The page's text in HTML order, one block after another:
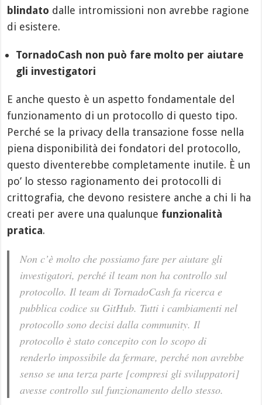
blindato dalle intromissioni non avrebbe ragione
di esistere.
TornadoCash non può fare molto per aiutare
gli investigatori
E anche questo è un aspetto fondamentale del
funzionamento di un protocollo di questo tipo.
Perché se la privacy della transazione fosse nella
piena disponibilità dei fondatori del protocollo,
questo diventerebbe completamente inutile. È un
po’ lo stesso ragionamento dei protocolli di
crittografia, che devono resistere anche a chi li ha
creati per avere una qualunque funzionalità
pratica.
Non c’è molto che possiamo fare per aiutare gli
investigatori, perché il team non ha controllo sul
protocollo. Il team di TornadoCash fa ricerca e
pubblica codice su GitHub. Tutti i cambiamenti nel
protocollo sono decisi dalla community. Il
protocollo è stato concepito con lo scopo di
renderlo impossibile da fermare, perché non avrebbe
senso se una terza parte [compresi gli sviluppatori]
avesse controllo sul funzionamento dello stesso.